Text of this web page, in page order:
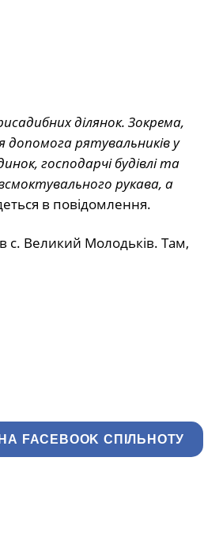
ділянок. Зокрема,
рятувальників у
господарчі будівлі та
рукава, а
в повідомлення.
с. Великий Молодьків. Там,
FACEBOOK СПІЛЬНОТУ